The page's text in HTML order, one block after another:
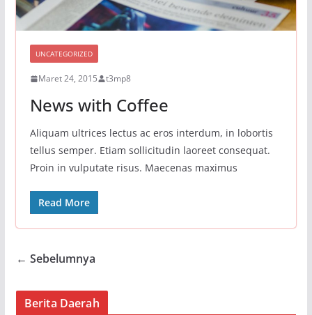
UNCATEGORIZED
Maret 24, 2015 t3mp8
News with Coffee
Aliquam ultrices lectus ac eros interdum, in lobortis
tellus semper. Etiam sollicitudin laoreet consequat.
Proin in vulputate risus. Maecenas maximus
Read More
← Sebelumnya
Berita Daerah